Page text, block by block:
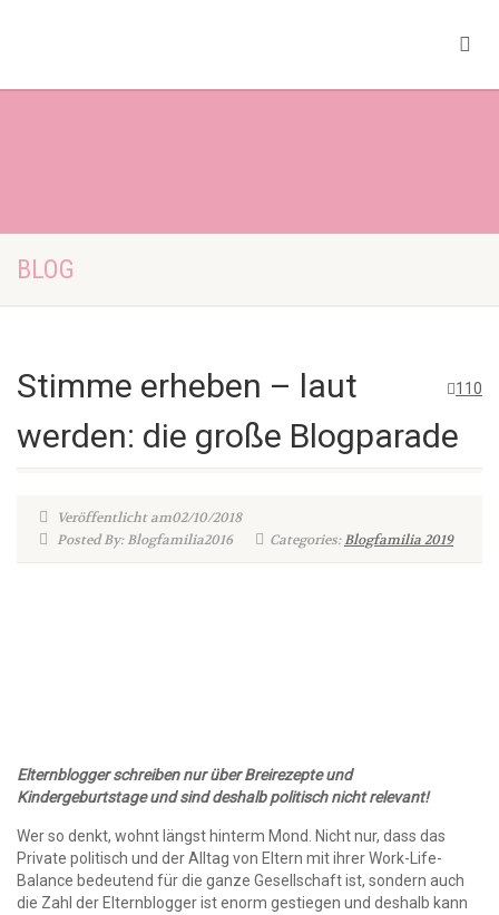
BLOG
110
Stimme erheben – laut
werden: die große Blogparade
Veröffentlicht am02/10/2018
Posted By: Blogfamilia2016
Categories:Blogfamilia 2019
Elternblogger schreiben nur über Breirezepte und
Kindergeburtstage und sind deshalb politisch nicht relevant!
Wer so denkt, wohnt längst hinterm Mond. Nicht nur, dass das
Private politisch und der Alltag von Eltern mit ihrer Work-Life-
Balance bedeutend für die ganze Gesellschaft ist, sondern auch
die Zahl der Elternblogger ist enorm gestiegen und deshalb kann